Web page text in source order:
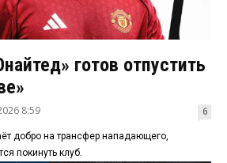
готов отпустить
8:59 6
добро на трансфер нападающего,
покинуть клуб.